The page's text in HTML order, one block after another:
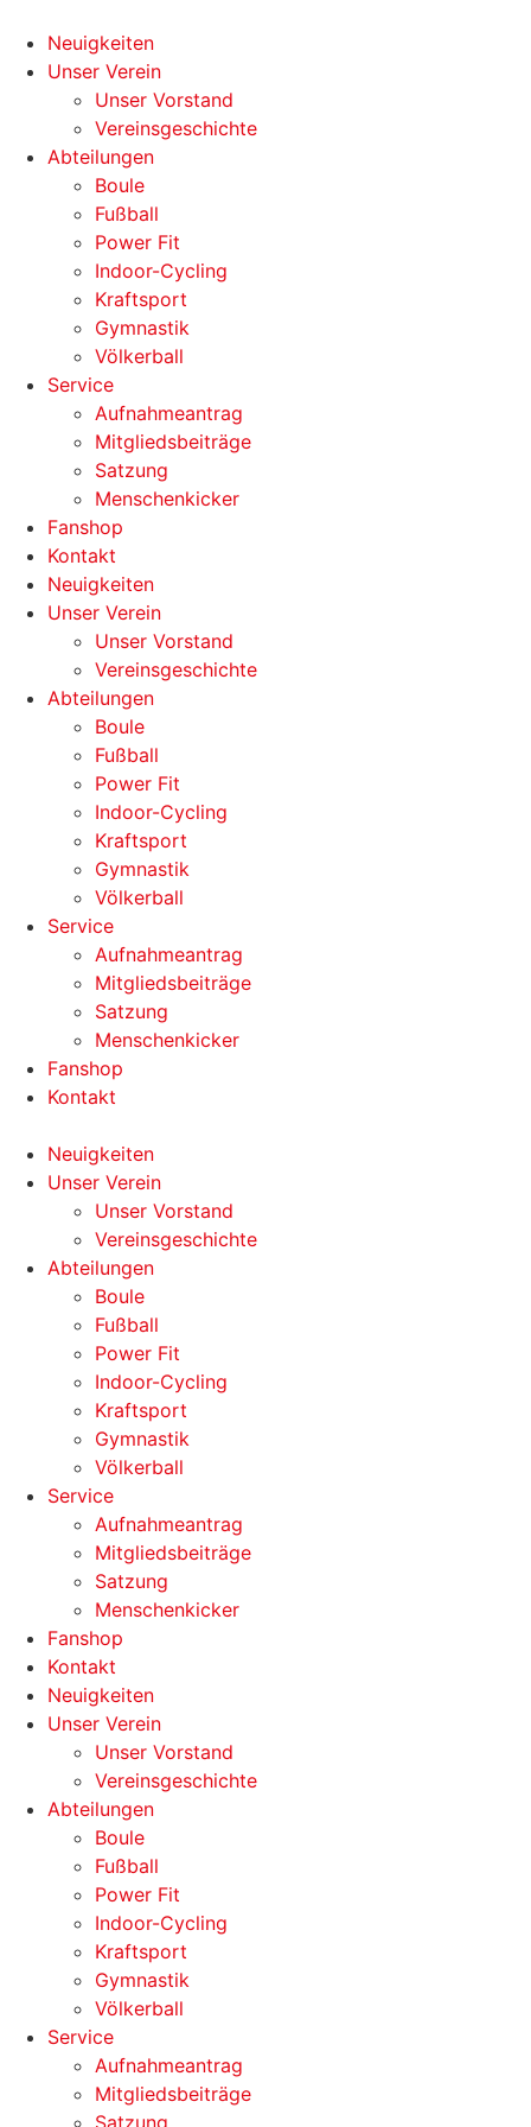
Inhalt
wechseln
Neuigkeiten
Unser Verein
Unser Vorstand
Vereinsgeschichte
Abteilungen
Boule
Fußball
Power Fit
Indoor-Cycling
Kraftsport
Gymnastik
Völkerball
Service
Aufnahmeantrag
Mitgliedsbeiträge
Satzung
Menschenkicker
Fanshop
Kontakt
Neuigkeiten
Unser Verein
Unser Vorstand
Vereinsgeschichte
Abteilungen
Boule
Fußball
Power Fit
Indoor-Cycling
Kraftsport
Gymnastik
Völkerball
Service
Aufnahmeantrag
Mitgliedsbeiträge
Satzung
Menschenkicker
Fanshop
Kontakt
Neuigkeiten
Unser Verein
Unser Vorstand
Vereinsgeschichte
Abteilungen
Boule
Fußball
Power Fit
Indoor-Cycling
Kraftsport
Gymnastik
Völkerball
Service
Aufnahmeantrag
Mitgliedsbeiträge
Satzung
Menschenkicker
Fanshop
Kontakt
Neuigkeiten
Unser Verein
Unser Vorstand
Vereinsgeschichte
Abteilungen
Boule
Fußball
Power Fit
Indoor-Cycling
Kraftsport
Gymnastik
Völkerball
Service
Aufnahmeantrag
Mitgliedsbeiträge
Satzung